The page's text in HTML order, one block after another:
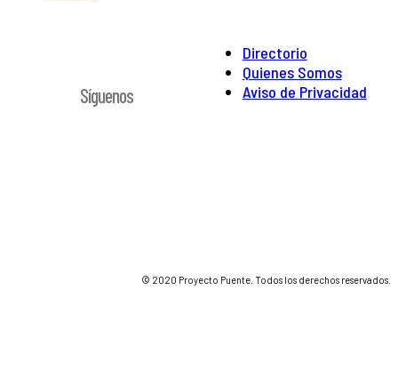
Directorio
Quienes Somos
Aviso de Privacidad
Síguenos
© 2020 Proyecto Puente. Todos los derechos reservados.